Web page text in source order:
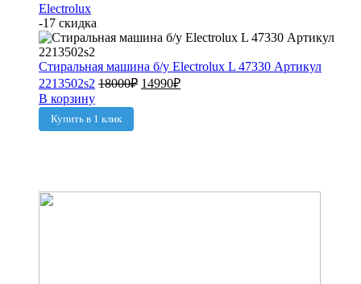
Electrolux
-17 скидка
Стиральная машина б/у Electrolux L 47330 Артикул
2213502s2 18000₽ 14990₽
В корзину
Купить в 1 клик